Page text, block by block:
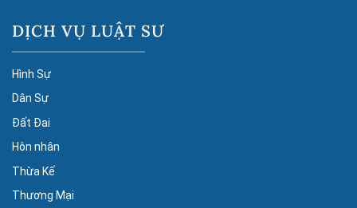
DỊCH VỤ LUẬT SƯ
Hình Sự
Dân Sự
Đất Đai
Hôn nhân
Thừa Kế
Thương Mại